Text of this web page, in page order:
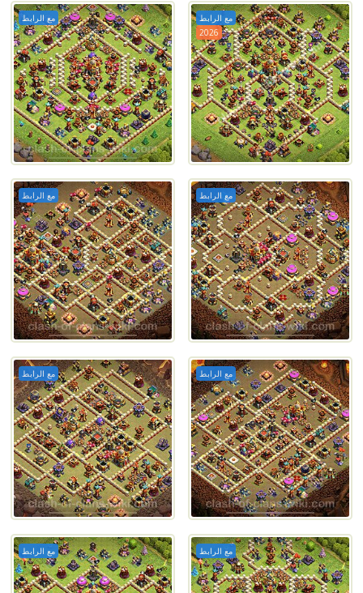
مع الرابط
2026
مع الرابط
مع الرابط مع الرابط
مع الرابط مع الرابط
مع الرابط مع الرابط